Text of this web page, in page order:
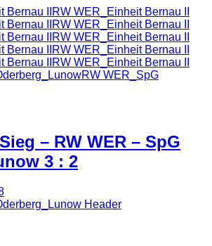
RW WER_Einheit Bernau II
RW WER_Einheit Bernau II
RW WER_Einheit Bernau II
RW WER_Einheit Bernau II
RW WER_Einheit Bernau II
RW WER_SpG
– RW WER – SpG
3 : 2